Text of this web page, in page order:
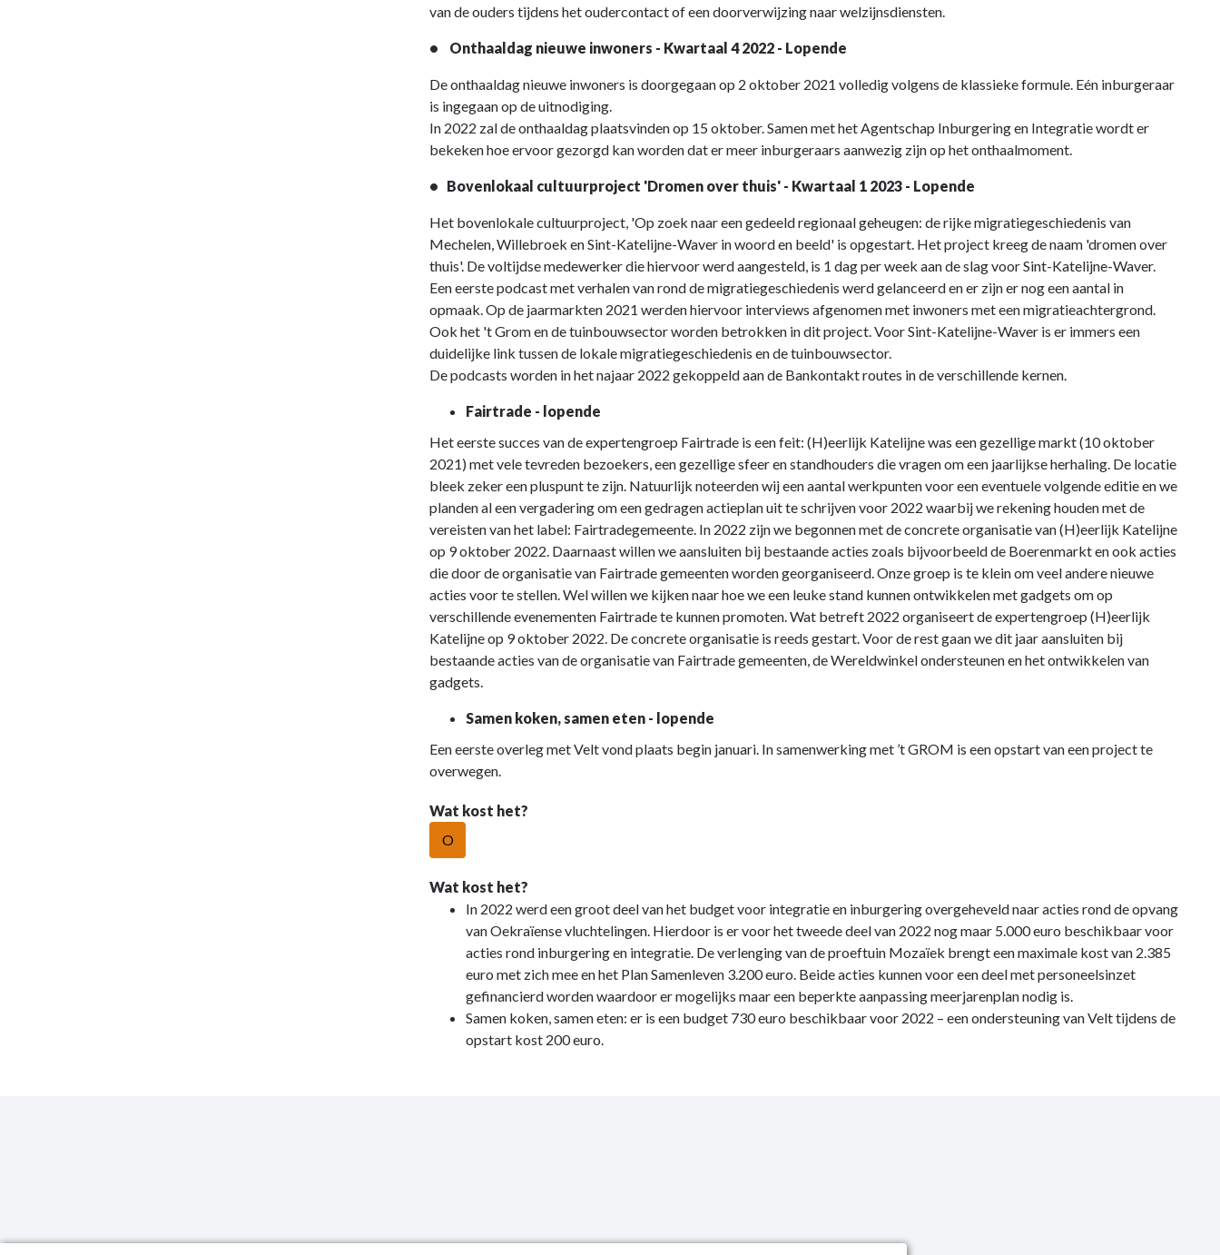
van de ouders tijdens het oudercontact of een doorverwijzing naar welzijnsdiensten.
• Onthaaldag nieuwe inwoners - Kwartaal 4 2022 - Lopende
De onthaaldag nieuwe inwoners is doorgegaan op 2 oktober 2021 volledig volgens de klassieke formule. Eén inburgeraar
is ingegaan op de uitnodiging.
In 2022 zal de onthaaldag plaatsvinden op 15 oktober. Samen met het Agentschap Inburgering en Integratie wordt er
bekeken hoe ervoor gezorgd kan worden dat er meer inburgeraars aanwezig zijn op het onthaalmoment.
• Bovenlokaal cultuurproject 'Dromen over thuis' - Kwartaal 1 2023 - Lopende
Het bovenlokale cultuurproject, 'Op zoek naar een gedeeld regionaal geheugen: de rijke migratiegeschiedenis van
Mechelen, Willebroek en Sint-Katelijne-Waver in woord en beeld' is opgestart. Het project kreeg de naam 'dromen over
thuis'. De voltijdse medewerker die hiervoor werd aangesteld, is 1 dag per week aan de slag voor Sint-Katelijne-Waver.
Een eerste podcast met verhalen van rond de migratiegeschiedenis werd gelanceerd en er zijn er nog een aantal in
opmaak. Op de jaarmarkten 2021 werden hiervoor interviews afgenomen met inwoners met een migratieachtergrond.
Ook het 't Grom en de tuinbouwsector worden betrokken in dit project. Voor Sint-Katelijne-Waver is er immers een
duidelijke link tussen de lokale migratiegeschiedenis en de tuinbouwsector.
De podcasts worden in het najaar 2022 gekoppeld aan de Bankontakt routes in de verschillende kernen.
Fairtrade - lopende
Het eerste succes van de expertengroep Fairtrade is een feit: (H)eerlijk Katelijne was een gezellige markt (10 oktober
2021) met vele tevreden bezoekers, een gezellige sfeer en standhouders die vragen om een jaarlijkse herhaling. De locatie
bleek zeker een pluspunt te zijn. Natuurlijk noteerden wij een aantal werkpunten voor een eventuele volgende editie en we
planden al een vergadering om een gedragen actieplan uit te schrijven voor 2022 waarbij we rekening houden met de
vereisten van het label: Fairtradegemeente. In 2022 zijn we begonnen met de concrete organisatie van (H)eerlijk Katelijne
op 9 oktober 2022. Daarnaast willen we aansluiten bij bestaande acties zoals bijvoorbeeld de Boerenmarkt en ook acties
die door de organisatie van Fairtrade gemeenten worden georganiseerd. Onze groep is te klein om veel andere nieuwe
acties voor te stellen. Wel willen we kijken naar hoe we een leuke stand kunnen ontwikkelen met gadgets om op
verschillende evenementen Fairtrade te kunnen promoten. Wat betreft 2022 organiseert de expertengroep (H)eerlijk
Katelijne op 9 oktober 2022. De concrete organisatie is reeds gestart. Voor de rest gaan we dit jaar aansluiten bij
bestaande acties van de organisatie van Fairtrade gemeenten, de Wereldwinkel ondersteunen en het ontwikkelen van
gadgets.
Samen koken, samen eten - lopende
Een eerste overleg met Velt vond plaats begin januari. In samenwerking met ’t GROM is een opstart van een project te
overwegen.
Wat kost het?
O
Wat kost het?
In 2022 werd een groot deel van het budget voor integratie en inburgering overgeheveld naar acties rond de opvang
van Oekraïense vluchtelingen. Hierdoor is er voor het tweede deel van 2022 nog maar 5.000 euro beschikbaar voor
acties rond inburgering en integratie. De verlenging van de proeftuin Mozaïek brengt een maximale kost van 2.385
euro met zich mee en het Plan Samenleven 3.200 euro. Beide acties kunnen voor een deel met personeelsinzet
gefinancierd worden waardoor er mogelijks maar een beperkte aanpassing meerjarenplan nodig is.
Samen koken, samen eten: er is een budget 730 euro beschikbaar voor 2022 – een ondersteuning van Velt tijdens de
opstart kost 200 euro.